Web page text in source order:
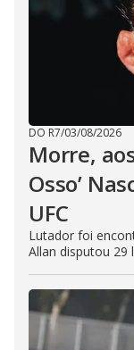
DO R7/03/08/2026
Morre,
Osso’
UFC
Lutador foi
Allan disputou 29